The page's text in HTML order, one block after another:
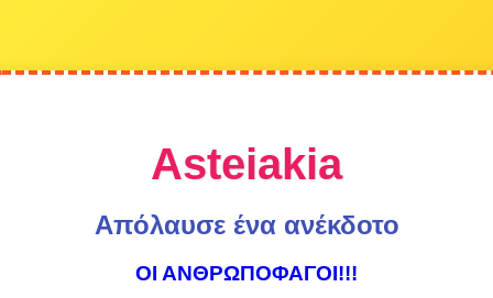
Asteiakia
Απόλαυσε ένα ανέκδοτο
ΟΙ ΑΝΘΡΩΠΟΦΑΓΟΙ!!!